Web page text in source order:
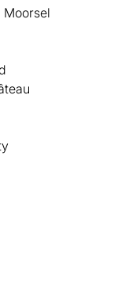
Moorsel